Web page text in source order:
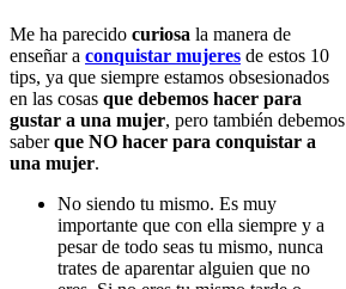
Me ha parecido curiosa la manera de
enseñar a conquistar mujeres de estos 10
tips, ya que siempre estamos obsesionados
en las cosas que debemos hacer para
gustar a una mujer, pero también debemos
saberque NO hacer para conquistar a
una mujer.
No siendo tu mismo. Es muy
importante que con ella siempre y a
pesar de todo seas tu mismo, nunca
trates de aparentar alguien que no